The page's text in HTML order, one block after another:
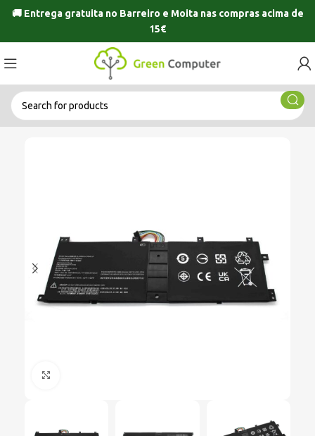
🚚 Entrega gratuita no Barreiro e Moitanas compras acima de
15€